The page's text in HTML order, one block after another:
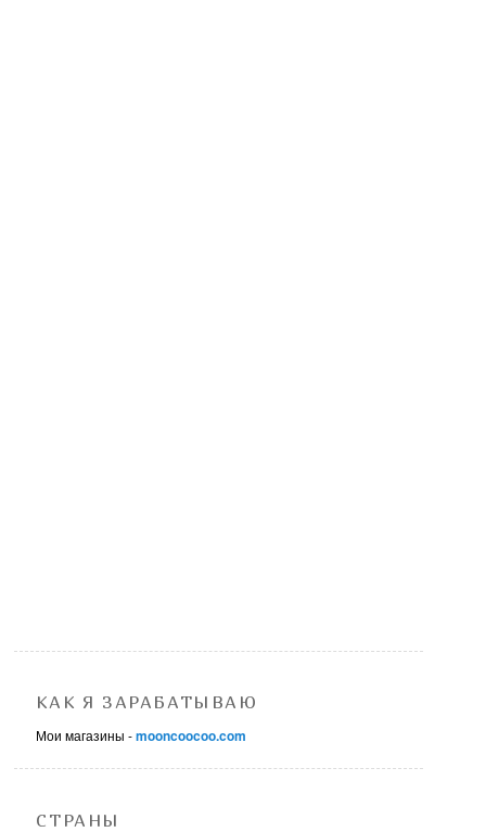
КАК Я ЗАРАБАТЫВАЮ
Мои магазины -mooncoocoo.com
СТРАНЫ